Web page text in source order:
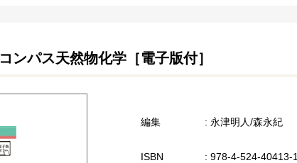
コンパス天然物化学［電子版付］
編集 : 永津明人/森永紀
ISBN : 978-4-524-40413-1